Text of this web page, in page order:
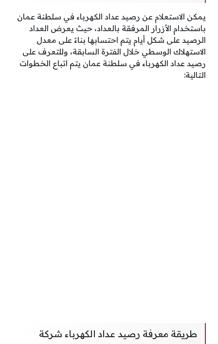
يمكن الاستعلام عن رصيد عداد الكهرباء في سلطنة عمان
باستخدام الأزرار المرفقة بالعداد، حيث يعرض العداد
الرصيد على شكل أيام يتم احتسابها بناءً على معدل
الاستهلاك الوسطي خلال الفترة السابقة، وللتعرف على
رصيد عداد الكهرباء في سلطنة عمان يتم اتباع الخطوات
التالية:
طريقة معرفة رصيد عداد الكهرباء شركة